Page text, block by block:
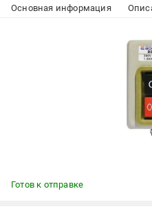
Основная информация
Готов к отправке